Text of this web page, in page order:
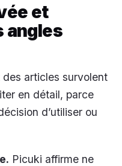
et
angles
des articles survolent
en détail, parce
d’utiliser ou
Picuki affirme ne